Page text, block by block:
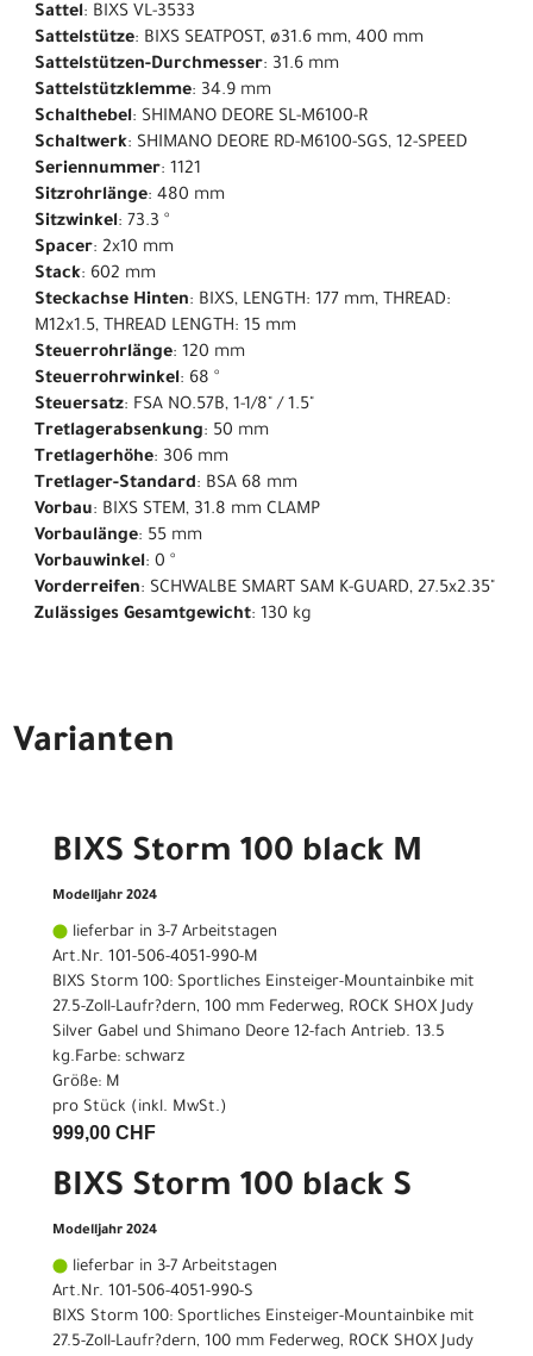
Sattel: BIXS VL-3533
Sattelstütze: BIXS SEATPOST, ø31.6 mm, 400 mm
Sattelstützen-Durchmesser: 31.6 mm
Sattelstützklemme: 34.9 mm
Schalthebel: SHIMANO DEORE SL-M6100-R
Schaltwerk: SHIMANO DEORE RD-M6100-SGS, 12-SPEED
Seriennummer: 1121
Sitzrohrlänge: 480 mm
Sitzwinkel: 73.3 °
Spacer: 2x10 mm
Stack: 602 mm
Steckachse Hinten: BIXS, LENGTH: 177 mm, THREAD:
M12x1.5, THREAD LENGTH: 15 mm
Steuerrohrlänge: 120 mm
Steuerrohrwinkel: 68 °
Steuersatz: FSA NO.57B, 1-1/8" / 1.5"
Tretlagerabsenkung: 50 mm
Tretlagerhöhe: 306 mm
Tretlager-Standard: BSA 68 mm
Vorbau: BIXS STEM, 31.8 mm CLAMP
Vorbaulänge: 55 mm
Vorbauwinkel: 0 °
Vorderreifen: SCHWALBE SMART SAM K-GUARD, 27.5x2.35"
Zulässiges Gesamtgewicht: 130 kg
Varianten
BIXS Storm 100 black M
Modelljahr 2024
lieferbar in 3-7 Arbeitstagen
Art.Nr. 101-506-4051-990-M
BIXS Storm 100: Sportliches Einsteiger-Mountainbike mit
27.5-Zoll-Laufr?dern, 100 mm Federweg, ROCK SHOX Judy
Silver Gabel und Shimano Deore 12-fach Antrieb. 13.5
kg.Farbe: schwarz
Größe: M
pro Stück (inkl. MwSt.)
999,00 CHF
BIXS Storm 100 black S
Modelljahr 2024
lieferbar in 3-7 Arbeitstagen
Art.Nr. 101-506-4051-990-S
BIXS Storm 100: Sportliches Einsteiger-Mountainbike mit
27.5-Zoll-Laufr?dern, 100 mm Federweg, ROCK SHOX Judy